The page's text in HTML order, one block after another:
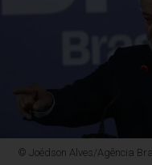
© Joédson Alves/Agência